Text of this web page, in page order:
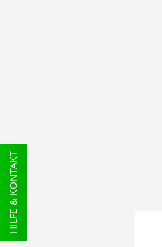
HILFE & KONTAKT